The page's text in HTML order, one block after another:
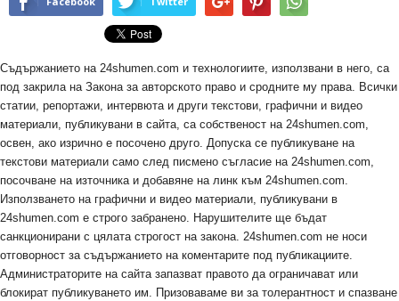
Съдържанието на 24shumen.com и технологиите, използвани в него, са
под закрила на Закона за авторското право и сродните му права. Всички
статии, репортажи, интервюта и други текстови, графични и видео
материали, публикувани в сайта, са собственост на 24shumen.com,
освен, ако изрично е посочено друго. Допуска се публикуване на
текстови материали само след писмено съгласие на 24shumen.com,
посочване на източника и добавяне на линк към 24shumen.com.
Използването на графични и видео материали, публикувани в
24shumen.com е строго забранено. Нарушителите ще бъдат
санкционирани с цялата строгост на закона. 24shumen.com не носи
отговорност за съдържанието на коментарите под публикациите.
Администраторите на сайта запазват правото да ограничават или
блокират публикуването им. Призоваваме ви за толерантност и спазване